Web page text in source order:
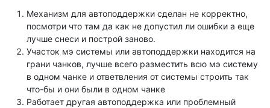
Механизм для автоподдержки сделан не корректно,
посмотри что там да как не допустил ли ошибки а еще
лучше снеси и построй заново.
Участок мэ системы или автоподдержки находится на
грани чанков, лучше всего разместить всю мэ систему
в одном чанке и ответвления от системы строить так
что-бы и они были в одном чанке
Работает другая автоподдержка или проблемный